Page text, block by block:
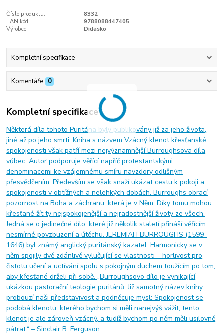
Číslo produktu:
8332
EAN kód:
9788088447405
Výrobce:
Didasko
Kompletní specifikace
Komentáře 0
Kompletní specifikace
Některá díla tohoto Puritána byly publikovány již za jeho života,
jiné až po jeho smrti. Kniha s názvem Vzácný klenot křesťanské
spokojenosti však patří mezi nejvýznamnější Burroughsova díla
vůbec. Autor podporuje věřící napříč protestantskými
denominacemi ke vzájemnému smíru navzdory odlišným
přesvědčením. Především se však snaží ukázat cestu k pokoji a
spokojenosti v obtížných a nelehkých dobách. Burroughs obrací
pozornost na Boha a záchranu, která je v Něm. Díky tomu mohou
křesťané žít ty nejspokojenější a nejradostnější životy ze všech.
Jedná se o jedinečné dílo, které již několik staletí přináší věřícím
nesmírné povzbuzení a útěchu. JEREMIAH BURROUGHS (1599-
1646) byl známý anglický puritánský kazatel. Harmonicky se v
něm spojily dvě zdánlivě vylučující se vlastnosti – horlivost pro
čistotu učení a uctívání spolu s pokojným duchem toužícím po tom,
aby křesťané drželi při sobě. „Burroughsovo dílo je vynikající
ukázkou pastorační teologie puritánů. Již samotný název knihy
probouzí naši představivost a podněcuje mysl: Spokojenost se
podobá klenotu, kterého bychom si měli nanejvýš vážit; tento
klenot je ale zároveň vzácný, a tudíž bychom po něm měli usilovně
pátrat.“ – Sinclair B. Ferguson